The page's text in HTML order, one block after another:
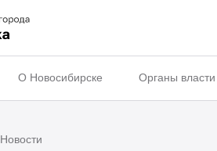
О Новосибирске Органы власти
Новости